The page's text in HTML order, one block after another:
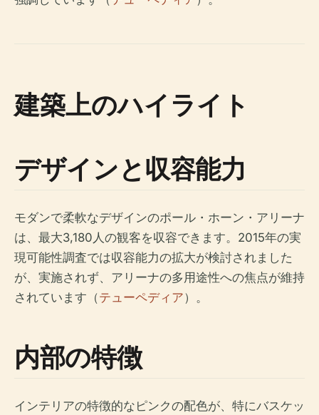
建築上のハイライト
デザインと収容能力
モダンで柔軟なデザインのポール・ホーン・アリーナ
は、最大3,180人の観客を収容できます。2015年の実
現可能性調査では収容能力の拡大が検討されました
が、実施されず、アリーナの多用途性への焦点が維持
されています（テューペディア）。
内部の特徴
インテリアの特徴的なピンクの配色が、特にバスケッ